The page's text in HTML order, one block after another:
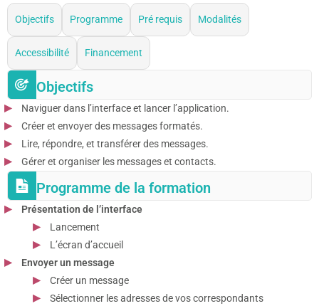
Objectifs Programme Pré requis Modalités
Accessibilité Financement
Objectifs
Naviguer dans l’interface et lancer l’application.
Créer et envoyer des messages formatés.
Lire, répondre, et transférer des messages.
Gérer et organiser les messages et contacts.
Programme de la formation
Présentation de l’interface
Lancement
L’écran d’accueil
Envoyer un message
Créer un message
Sélectionner les adresses de vos correspondants